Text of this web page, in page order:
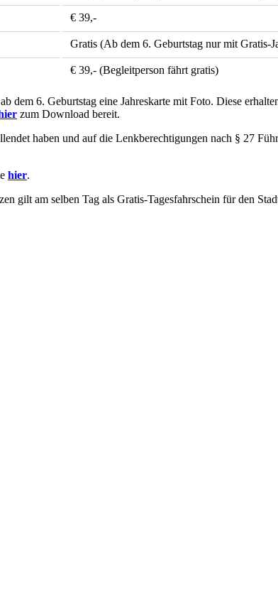
€ 39,-
Gratis (Ab dem 6. Geburtstag nur mit Gratis-
€ 39,- (Begleitperson fährt gratis)
dem 6. Geburtstag eine Jahreskarte mit Foto. Diese
zum Download bereit.
haben und auf die Lenkberechtigungen nach § 27
hier.
gilt am selben Tag als Gratis-Tagesfahrschein für den